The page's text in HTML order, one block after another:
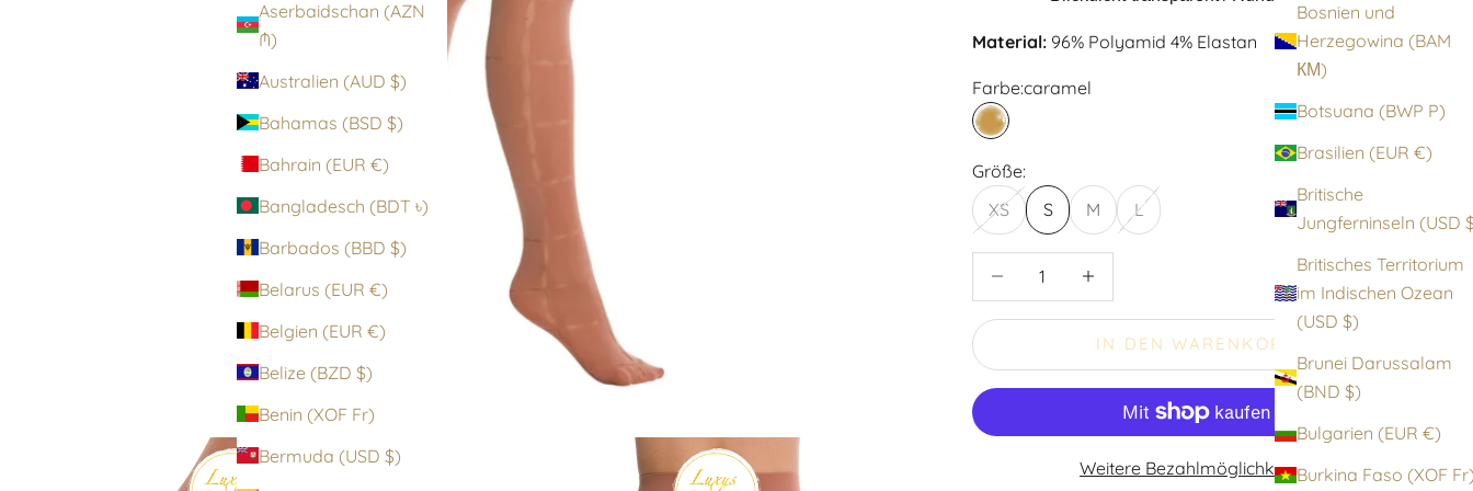
Bosnien und
Herzegowina (BAM
КМ)
Botsuana (BWP P)
Brasilien (EUR €)
Britische
Britisches Territorium
im Indischen Ozean
(USD $)
Brunei Darussalam
(BND $)
Bulgarien (EUR €)
Burkina Faso
Aserbaidschan (AZN
₼)
Australien (AUD $)
Bahamas (BSD $)
Bahrain (EUR €)
Bangladesch (BDT ৳)
Barbados (BBD $)
Belarus (EUR €)
Belgien (EUR €)
Belize (BZD $)
Benin (XOF Fr)
Bermuda (USD $)
Material: 96% Polyamid 4% Elastan
Farbe:caramel
caramel
Größe:
XS
S M L
Anzahl verringernAnzahl erhöhen
IN DEN WARENKORB
Weitere Bezahlmöglichkeiten